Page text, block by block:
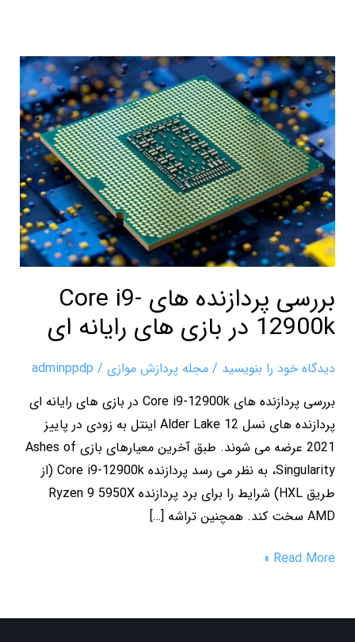
بررسی پردازنده های Core i9-
12900k در بازی های رایانه ای
دیدگاه‌ خود را بنویسید / مجله پردازش موازی/
adminppdp
بررسی پردازنده های Core i9-12900k در بازی های رایانه ای
پردازنده های نسل 12 Alder Lake اینتل به زودی در پاییز
2021 عرضه می شوند. طبق آخرین معیارهای بازی Ashes of
Singularity، به نظر می رسد پردازنده Core i9-12900k (از
طریق HXL) شرایط را برای برد پردازنده Ryzen 9 5950X
AMD سخت کند. همچنین تراشه […]
بررسی
پردازنده
های
Core
i9-
12900k
در
بازی
های
رایانه
ای
Read More »